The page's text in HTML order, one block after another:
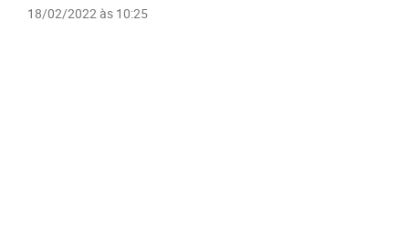
18/02/2022 às 10:25